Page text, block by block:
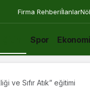
Firma Rehberiİlanlar
Spor Ekonomi
ve Sıfır Atık” eğitimi